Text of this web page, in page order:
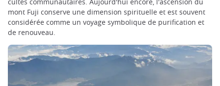
cultes communautaires. Aujourd'hui encore, l'ascension du
mont Fuji conserve une dimension spirituelle et est souvent
considérée comme un voyage symbolique de purification et
de renouveau.